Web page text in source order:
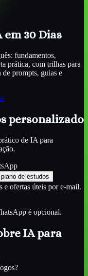
em 30 Dias
fundamentos,
prática, com trilhas para
de prompts, guias e
personalizado
de IA para
de estudos
e ofertas úteis por e-mail.
é opcional.
IA para